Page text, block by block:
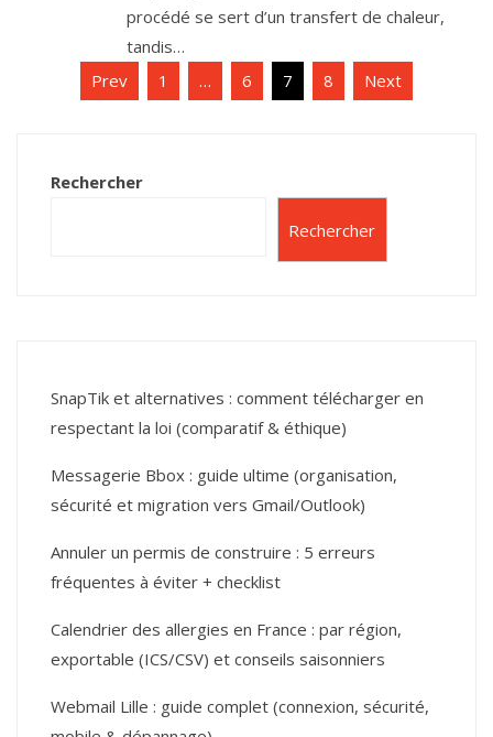
procédé se sert d’un transfert de chaleur,
tandis…
Pagination
Prev 1 … 6 7 8 Next
Rechercher
Rechercher
SnapTik et alternatives : comment télécharger en
respectant la loi (comparatif & éthique)
Messagerie Bbox : guide ultime (organisation,
sécurité et migration vers Gmail/Outlook)
Annuler un permis de construire : 5 erreurs
fréquentes à éviter + checklist
Calendrier des allergies en France : par région,
exportable (ICS/CSV) et conseils saisonniers
Webmail Lille : guide complet (connexion, sécurité,